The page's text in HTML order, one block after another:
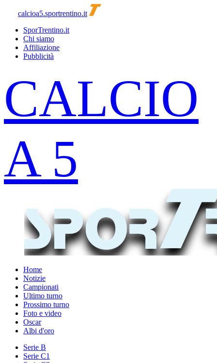
calcioa5.sportrentino.it
SporTrentino.it
Chi siamo
Affiliazione
Pubblicità
Home
Notizie
Campionati
Ultimo turno
Prossimo turno
Foto e video
Oscar
Albi d'oro
Serie B
Serie C1